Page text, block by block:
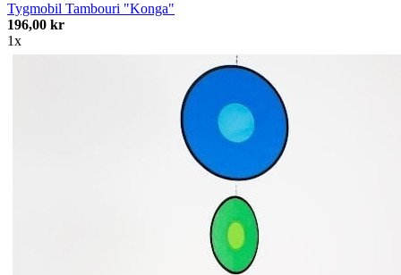
Tygmobil Tambouri "Konga"
196,00 kr
1x